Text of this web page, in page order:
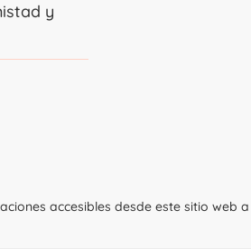
y
accesibles desde este sitio web